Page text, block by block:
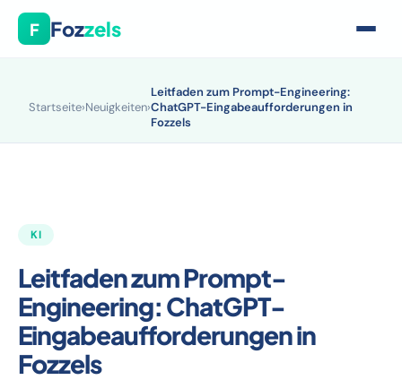
F Fozzels
Startseite›Neuigkeiten›
Leitfaden zum Prompt-Engineering:
ChatGPT-Eingabeaufforderungen in
Fozzels
KI
Leitfaden zum Prompt-
Engineering: ChatGPT-
Eingabeaufforderungen in
Fozzels